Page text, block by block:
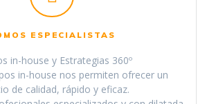
ESPECIALISTAS
in-house y Estrategias 360º
in-house nos permiten ofrecer un
de calidad, rápido y eficaz.